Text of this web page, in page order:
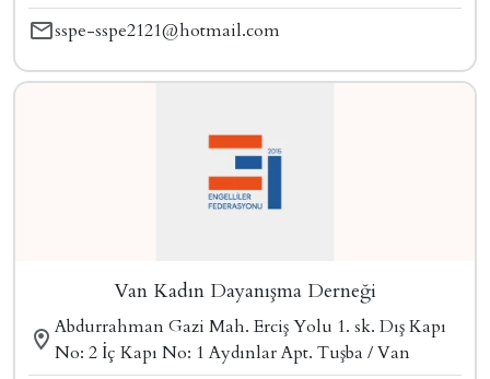
sspe-sspe2121@hotmail.com
Van Kadın Dayanışma Derneği
Abdurrahman Gazi Mah. Erciş Yolu 1. sk. Dış Kapı
No: 2 İç Kapı No: 1 Aydınlar Apt. Tuşba / Van